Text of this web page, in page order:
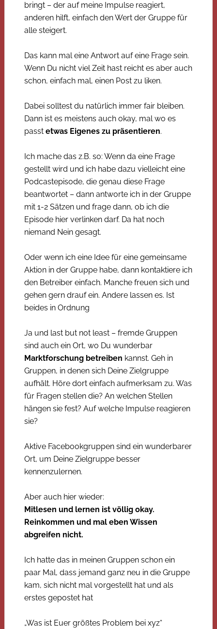
bringt – der auf meine Impulse reagiert,
anderen hilft, einfach den Wert der Gruppe für
alle steigert.
Das kann mal eine Antwort auf eine Frage sein.
Wenn Du nicht viel Zeit hast reicht es aber auch
schon, einfach mal, einen Post zu liken.
Dabei solltest du natürlich immer fair bleiben.
Dann ist es meistens auch okay, mal wo es
passt etwas Eigenes zu präsentieren.
Ich mache das z.B. so: Wenn da eine Frage
gestellt wird und ich habe dazu vielleicht eine
Podcastepisode, die genau diese Frage
beantwortet – dann antworte ich in der Gruppe
mit 1-2 Sätzen und frage dann, ob ich die
Episode hier verlinken darf. Da hat noch
niemand Nein gesagt.
Oder wenn ich eine Idee für eine gemeinsame
Aktion in der Gruppe habe, dann kontaktiere ich
den Betreiber einfach. Manche freuen sich und
gehen gern drauf ein. Andere lassen es. Ist
beides in Ordnung
Ja und last but not least – fremde Gruppen
sind auch ein Ort, wo Du wunderbar
Marktforschung betreiben kannst. Geh in
Gruppen, in denen sich Deine Zielgruppe
aufhält. Höre dort einfach aufmerksam zu. Was
für Fragen stellen die? An welchen Stellen
hängen sie fest? Auf welche Impulse reagieren
sie?
Aktive Facebookgruppen sind ein wunderbarer
Ort, um Deine Zielgruppe besser
kennenzulernen.
Aber auch hier wieder:
Mitlesen und lernen ist völlig okay.
Reinkommen und mal eben Wissen
abgreifen nicht.
Ich hatte das in meinen Gruppen schon ein
paar Mal, dass jemand ganz neu in die Gruppe
kam, sich nicht mal vorgestellt hat und als
erstes gepostet hat
„Was ist Euer größtes Problem bei xyz“